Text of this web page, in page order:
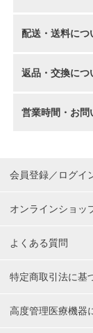
配送・送料につ
返品・交換につ
営業時間・お問
会員登録／ログイ
オンラインショッ
よくある質問
特定商取引法に基
高度管理医療機器